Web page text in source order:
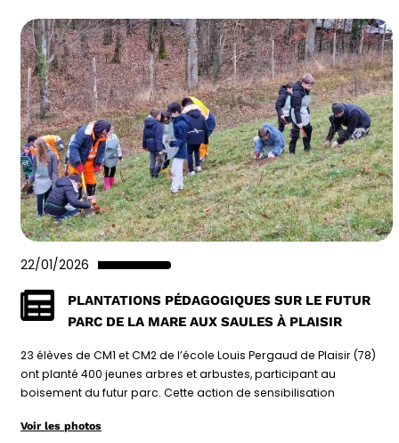
22/01/2026
PLANTATIONS PÉDAGOGIQUES SUR LE FUTUR
PARC DE LA MARE AUX SAULES À PLAISIR
23 élèves de CM1 et CM2 de l’école Louis Pergaud de Plaisir (78)
ont planté 400 jeunes arbres et arbustes, participant au
boisement du futur parc. Cette action de sensibilisation
Voir les photos